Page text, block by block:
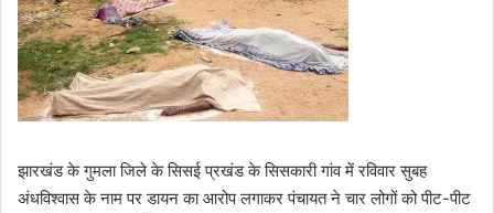
झारखंड के गुमला जिले के सिसई प्रखंड के सिसकारी गांव में रविवार सुबह
अंधविश्वास के नाम पर डायन का आरोप लगाकर पंचायत ने चार लोगों को पीट-पीट